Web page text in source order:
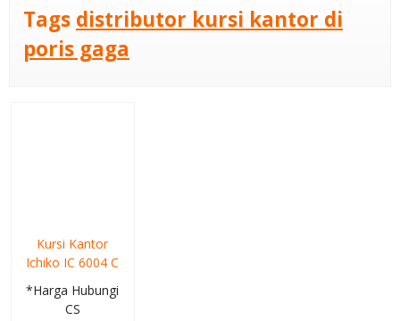
Tags distributor kursi kantor di
poris gaga
Kursi Kantor
Ichiko IC 6004 C
*Harga Hubungi
CS